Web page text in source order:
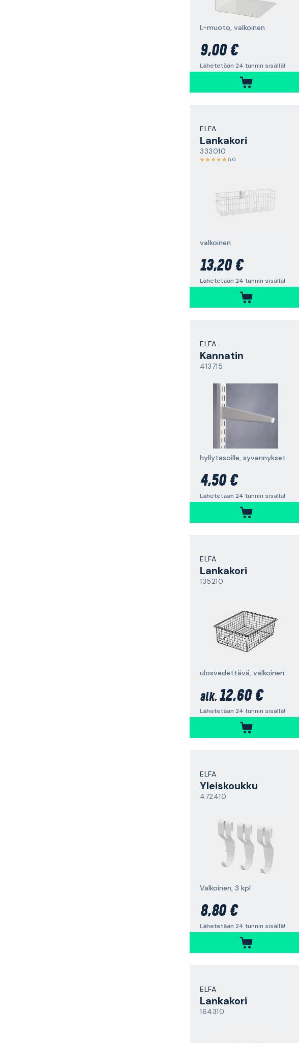
L-muoto, valkoinen
9,00 €
Lähetetään 24 tunnin sisällä!
ELFA
Lankakori
333010
5,0
valkoinen
13,20 €
Lähetetään 24 tunnin sisällä!
ELFA
Kannatin
413715
hyllytasoille, syvennykset
4,50 €
Lähetetään 24 tunnin sisällä!
ELFA
Lankakori
135210
ulosvedettävä, valkoinen
alk. 12,60 €
Lähetetään 24 tunnin sisällä!
ELFA
Yleiskoukku
472410
Valkoinen, 3 kpl
8,80 €
Lähetetään 24 tunnin sisällä!
ELFA
Lankakori
164310